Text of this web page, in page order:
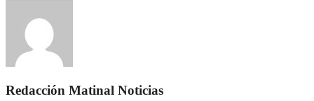
Redacción Matinal Noticias